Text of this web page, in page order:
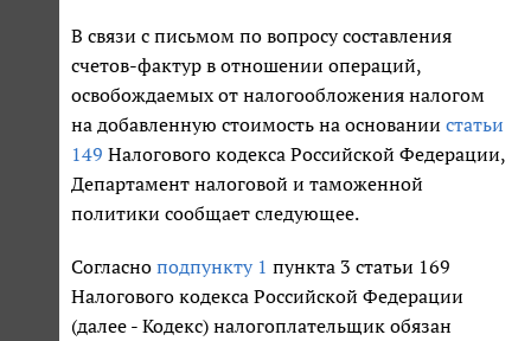
В связи с письмом по вопросу составления
счетов-фактур в отношении операций,
освобождаемых от налогообложения налогом
на добавленную стоимость на основании статьи
149 Налогового кодекса Российской Федерации,
Департамент налоговой и таможенной
политики сообщает следующее.
Согласно подпункту 1 пункта 3 статьи 169
Налогового кодекса Российской Федерации
(далее - Кодекс) налогоплательщик обязан